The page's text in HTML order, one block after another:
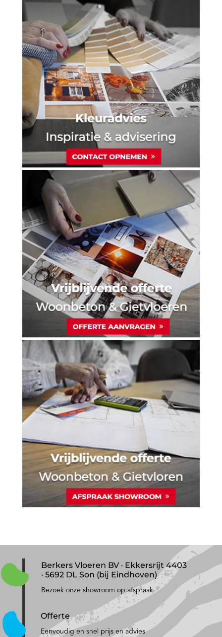
Berkers Vloeren BV · Ekkersrijt 4403
· 5692 DL Son (bij Eindhoven)
Bezoek onze showroom op afspraak
Offerte
Eenvoudig en snel prijs en advies